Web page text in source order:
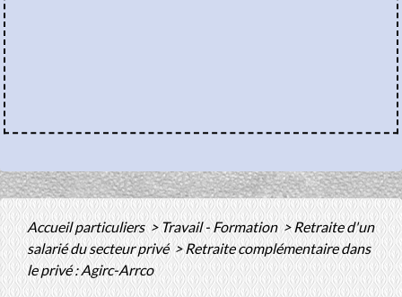
Accueil particuliers>Travail - Formation> Retraite d'un
salarié du secteur privé > Retraite complémentaire dans
le privé : Agirc-Arrco